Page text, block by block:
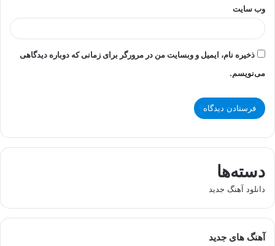
وب‌ سایت
ذخیره نام، ایمیل و وبسایت من در مرورگر برای زمانی که دوباره دیدگاهی
می‌نویسم.
دسته‌ها
دانلود آهنگ جدید
آهنگ های جدید